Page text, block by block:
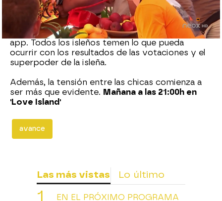
En el próximo programa de 'Love Island'
comienzan a entrar en juego las votaciones de la
app. Todos los isleños temen lo que pueda
ocurrir con los resultados de las votaciones y el
superpoder de la isleña.
Además, la tensión entre las chicas comienza a
ser más que evidente. Mañana a las 21:00h en
'Love Island'
avance
Las más vistas Lo último
EN EL PRÓXIMO PROGRAMA